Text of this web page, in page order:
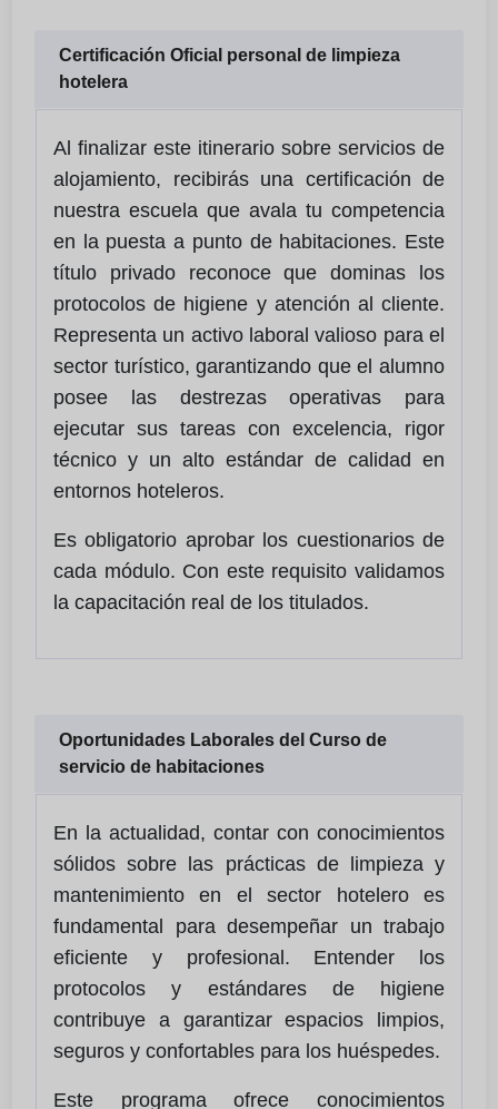
Certificación Oficial personal de limpieza
hotelera
Al finalizar este itinerario sobre servicios de
alojamiento, recibirás una certificación de
nuestra escuela que avala tu competencia
en la puesta a punto de habitaciones. Este
título privado reconoce que dominas los
protocolos de higiene y atención al cliente.
Representa un activo laboral valioso para el
sector turístico, garantizando que el alumno
posee las destrezas operativas para
ejecutar sus tareas con excelencia, rigor
técnico y un alto estándar de calidad en
entornos hoteleros.
Es obligatorio aprobar los cuestionarios de
cada módulo. Con este requisito validamos
la capacitación real de los titulados.
Oportunidades Laborales del Curso de
servicio de habitaciones
En la actualidad, contar con conocimientos
sólidos sobre las prácticas de limpieza y
mantenimiento en el sector hotelero es
fundamental para desempeñar un trabajo
eficiente y profesional. Entender los
protocolos y estándares de higiene
contribuye a garantizar espacios limpios,
seguros y confortables para los huéspedes.
Este programa ofrece conocimientos